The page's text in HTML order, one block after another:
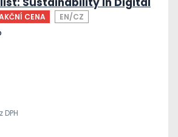
CENA EN/CZ
DPH